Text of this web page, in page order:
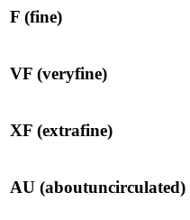
F (fine)
VF (veryfine)
XF (extrafine)
AU (aboutuncirculated)